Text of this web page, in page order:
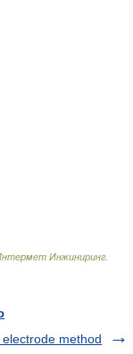
Инжиниринг
method